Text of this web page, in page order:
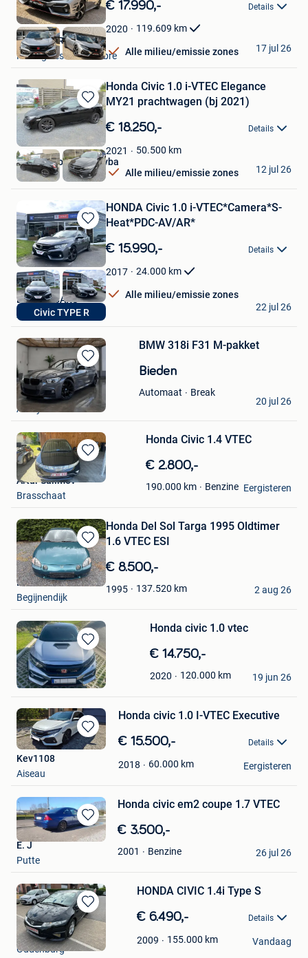
Mijn
Favorieten
€ 17.990,- Details
2020 119.609 km
Alle milieu/emissie zones
BE MOTORS
Montignies-Sur-Sambre
17 jul 26
Bewaren
in
Mijn
Favorieten
Honda Civic 1.0 i-VTEC Elegance
MY21 prachtwagen (bj 2021)
€ 18.250,- Details
2021 50.500 km
Alle milieu/emissie zones
Garage Holemans bvba
Westerlo
12 jul 26
Bewaren
in
Mijn
Favorieten
Civic TYPE R
HONDA Civic 1.0 i-VTEC*Camera*S-
Heat*PDC-AV/AR*
€ 15.990,- Details
2017 24.000 km
Alle milieu/emissie zones
BELUXE CARS
Auvelais
22 jul 26
Bewaren
in
Mijn
Favorieten
BMW 318i F31 M-pakket
Bieden
Automaat Break
ludo
Amay
20 jul 26
Bewaren
in
Honda Civic 1.4 VTEC
€ 2.800,-
190.000 km Benzine
Artur Salimov
Brasschaat
Eergisteren
Bewaren
in
Mijn
Favorieten
Honda Del Sol Targa 1995 Oldtimer
1.6 VTEC ESI
€ 8.500,-
1995 137.520 km
LL
Begijnendijk
2 aug 26
Bewaren
in
Mijn
Favorieten
Honda civic 1.0 vtec
€ 14.750,-
2020 120.000 km
david
Gembloux
19 jun 26
Bewaren
in
Honda civic 1.0 I-VTEC Executive
€ 15.500,- Details
2018 60.000 km
Kev1108
Aiseau
Eergisteren
Bewaren
in
Honda civic em2 coupe 1.7 VTEC
€ 3.500,-
2001 Benzine
E. J
Putte
26 jul 26
Bewaren
in
Mijn
Favorieten
HONDA CIVIC 1.4i Type S
€ 6.490,- Details
2009 155.000 km
auto-moto Casier
Oudenburg
Vandaag